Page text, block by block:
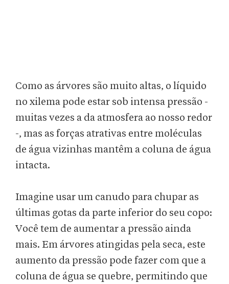
Como as árvores são muito altas, o líquido
no xilema pode estar sob intensa pressão -
muitas vezes a da atmosfera ao nosso redor
-, mas as forças atrativas entre moléculas
de água vizinhas mantêm a coluna de água
intacta.
Imagine usar um canudo para chupar as
últimas gotas da parte inferior do seu copo:
Você tem de aumentar a pressão ainda
mais. Em árvores atingidas pela seca, este
aumento da pressão pode fazer com que a
coluna de água se quebre, permitindo que